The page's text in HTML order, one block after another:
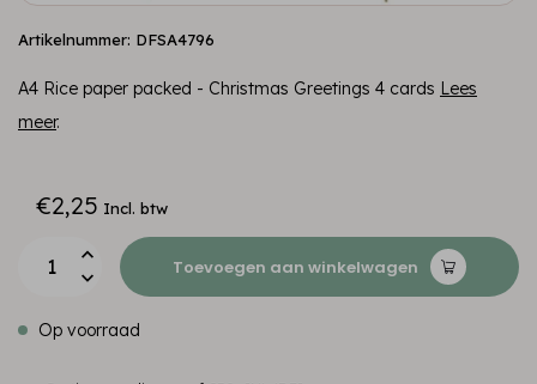
Artikelnummer: DFSA4796
A4 Rice paper packed - Christmas Greetings 4 cards Lees
meer.
€2,25 Incl. btw
Toevoegen aan winkelwagen
Op voorraad